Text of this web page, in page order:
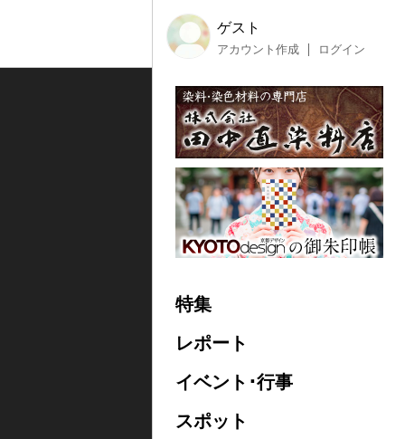
ゲスト
アカウント作成 ログイン
特集
レポート
イベント･行事
スポット